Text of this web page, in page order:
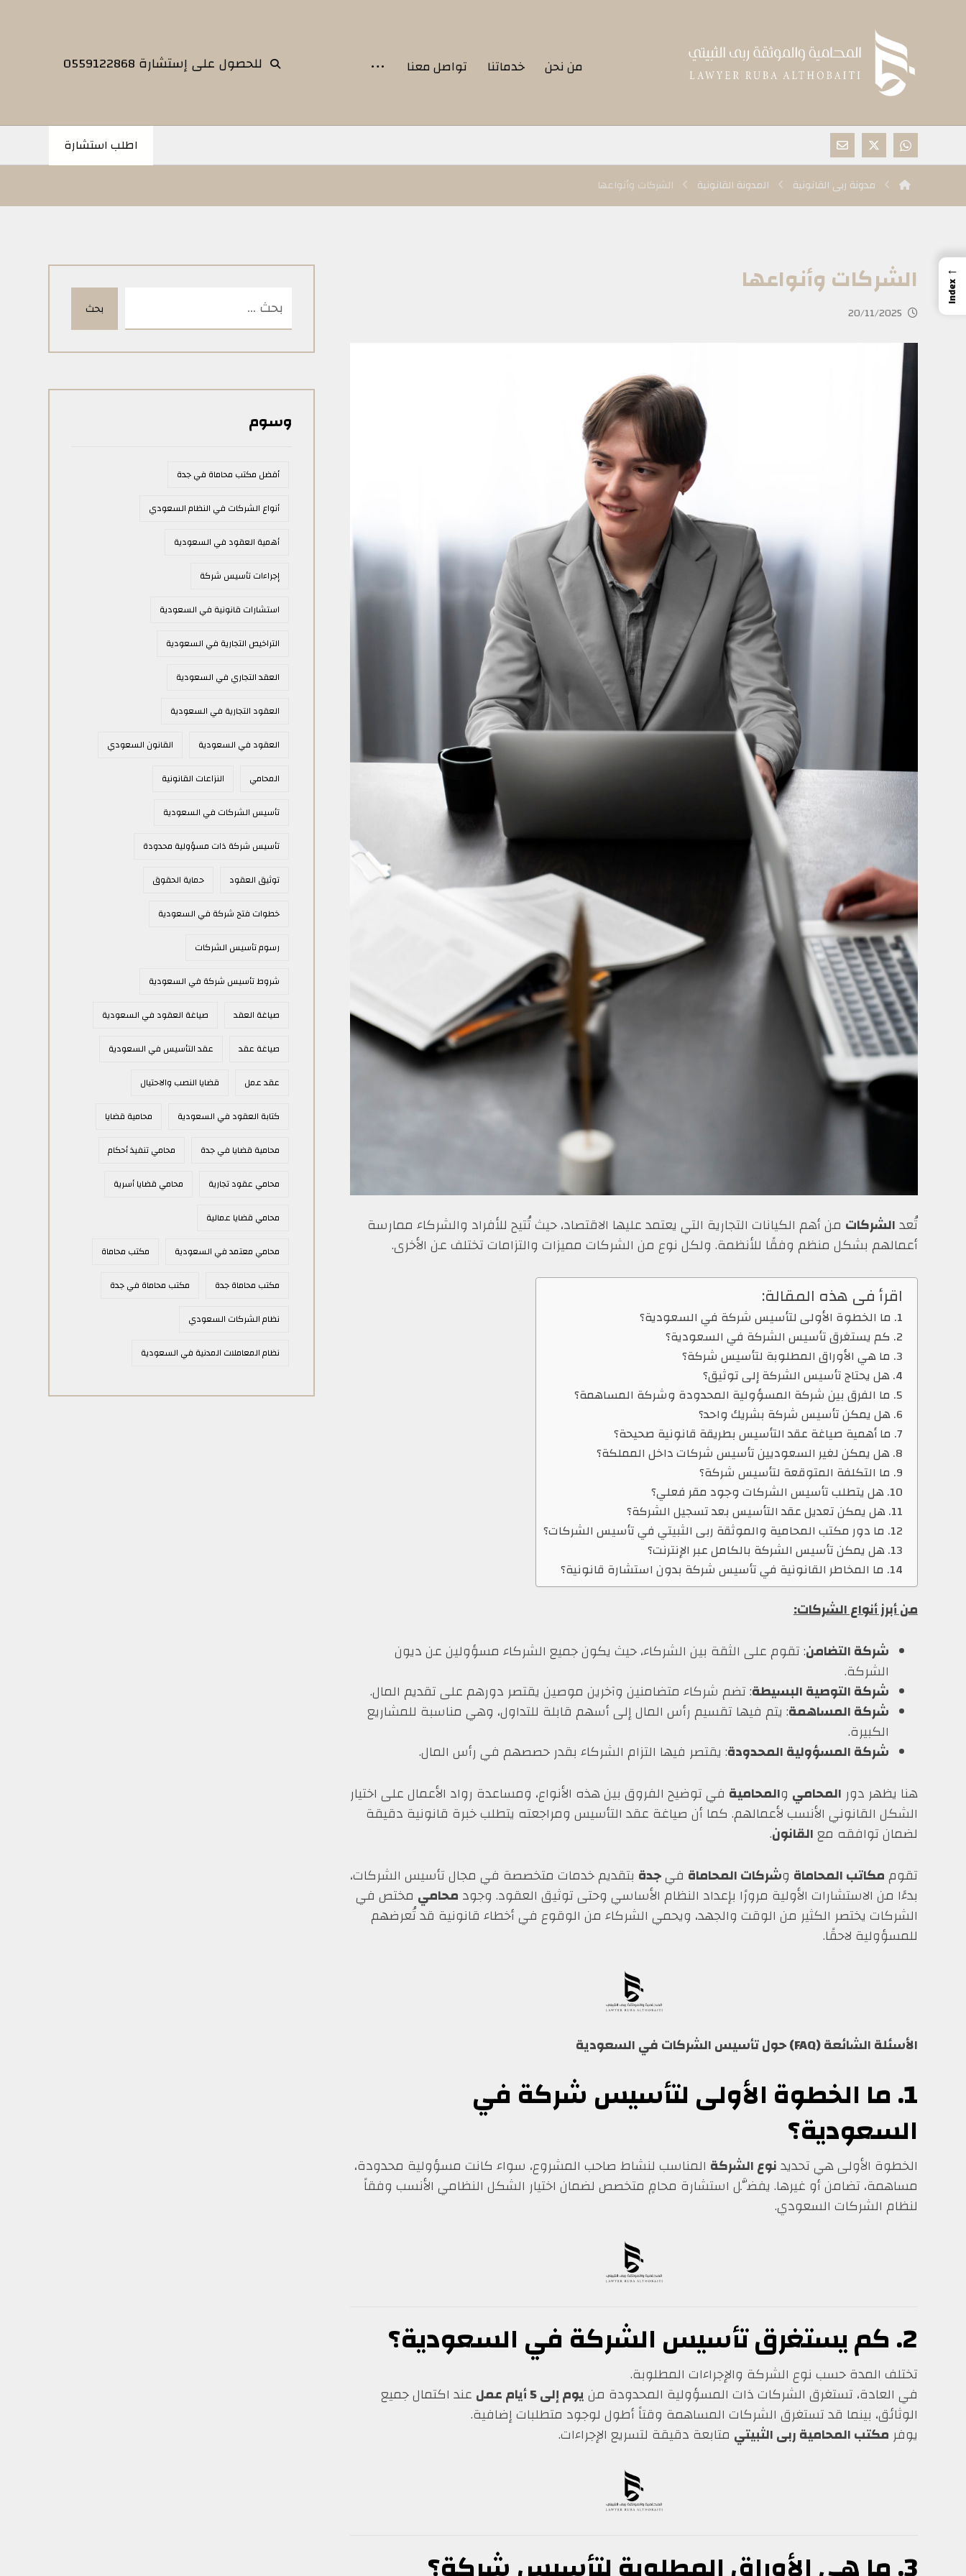
من نحن خدماتنا تواصل معنا للحصول على إستشارة 0559122868
اطلب استشارة
مدونة ربى القانونية المدونة القانونية ‏الشركات وأنواعها ‏
‏الشركات وأنواعها ‏
20/11/2025
تُعدالشركات من أهم الكيانات التجارية التي يعتمد عليها الاقتصاد، حيث تُتيح للأفراد والشركاء ممارسة
أعمالهم بشكل منظم وفقًا للأنظمة. ولكل نوع من الشركات مميزات والتزامات تختلف عن الأخرى.
اقرأ فى هذه المقالة:
1. ما الخطوة الأولى لتأسيس شركة في السعودية؟
2. كم يستغرق تأسيس الشركة في السعودية؟
3. ما هي الأوراق المطلوبة لتأسيس شركة؟
4. هل يحتاج تأسيس الشركة إلى توثيق؟
5. ما الفرق بين شركة المسؤولية المحدودة وشركة المساهمة؟
6. هل يمكن تأسيس شركة بشريك واحد؟
7. ما أهمية صياغة عقد التأسيس بطريقة قانونية صحيحة؟
8. هل يمكن لغير السعوديين تأسيس شركات داخل المملكة؟
9. ما التكلفة المتوقعة لتأسيس شركة؟
10. هل يتطلب تأسيس الشركات وجود مقر فعلي؟
11. هل يمكن تعديل عقد التأسيس بعد تسجيل الشركة؟
12. ما دور مكتب المحامية والموثقة ربى الثبيتي في تأسيس الشركات؟
13. هل يمكن تأسيس الشركة بالكامل عبر الإنترنت؟
14. ما المخاطر القانونية في تأسيس شركة بدون استشارة قانونية؟
من أبرز أنواع الشركات:
شركة التضامن: تقوم على الثقة بين الشركاء، حيث يكون جميع الشركاء مسؤولين عن ديون
الشركة.
شركة التوصية البسيطة: تضم شركاء متضامنين وآخرين موصين يقتصر دورهم على تقديم المال.
شركة المساهمة: يتم فيها تقسيم رأس المال إلى أسهم قابلة للتداول، وهي مناسبة للمشاريع
الكبيرة.
شركة المسؤولية المحدودة: يقتصر فيها التزام الشركاء بقدر حصصهم في رأس المال.
هنا يظهر دور المحامي والمحامية في توضيح الفروق بين هذه الأنواع، ومساعدة رواد الأعمال على اختيار
الشكل القانوني الأنسب لأعمالهم. كما أن صياغة عقد التأسيس ومراجعته يتطلب خبرة قانونية دقيقة
لضمان توافقه معالقانون.
تقوممكاتب المحاماة وشركات المحاماة فيجدة بتقديم خدمات متخصصة في مجال تأسيس الشركات،
بدءًا من الاستشارات الأولية مرورًا بإعداد النظام الأساسي وحتى توثيق العقود. وجود محامي مختص في
الشركات يختصر الكثير من الوقت والجهد، ويحمي الشركاء من الوقوع في أخطاء قانونية قد تُعرضهم
للمسؤولية لاحقًا.
الأسئلة الشائعة (FAQ) حول تأسيس الشركات في السعودية
1. ما الخطوة الأولى لتأسيس شركة في
السعودية؟
الخطوة الأولى هي تحديدنوع الشركة المناسب لنشاط صاحب المشروع، سواء كانت مسؤولية محدودة،
مساهمة، تضامن أو غيرها. يفضَّل استشارة محامٍ متخصص لضمان اختيار الشكل النظامي الأنسب وفقاً
لنظام الشركات السعودي.
2. كم يستغرق تأسيس الشركة في السعودية؟
تختلف المدة حسب نوع الشركة والإجراءات المطلوبة.
في العادة، تستغرق الشركات ذات المسؤولية المحدودة منيوم إلى 5 أيام عمل
عند اكتمال جميع
الوثائق، بينما قد تستغرق الشركات المساهمة وقتاً أطول لوجود متطلبات إضافية.
يوفر مكتب المحامية ربى الثبيتي متابعة دقيقة لتسريع الإجراءات.
بحث
وسوم
أفضل مكتب محاماة في جدة
أنواع الشركات في النظام السعودي
أهمية العقود في السعودية
إجراءات تأسيس شركة
استشارات قانونية في السعودية
التراخيص التجارية في السعودية
العقد التجاري في السعودية
العقود التجارية في السعودية
العقود في السعودية القانون السعودي
المحامي النزاعات القانونية
تأسيس الشركات في السعودية
تأسيس شركة ذات مسؤولية محدودة
توثيق العقود حماية الحقوق
خطوات فتح شركة في السعودية
رسوم تأسيس الشركات
شروط تأسيس شركة في السعودية
صياغة العقد صياغة العقود في السعودية
صياغة عقد عقد التأسيس في السعودية
عقد عمل قضايا النصب والاحتيال
كتابة العقود في السعودية محامية قضايا
محامية قضايا في جدة محامي تنفيذ أحكام
محامي عقود تجارية محامي قضايا أسرية
محامي قضايا عمالية
محامي معتمد في السعودية مكتب محاماة
مكتب محاماة جدة مكتب محاماة في جدة
نظام الشركات السعودي
نظام المعاملات المدنية في السعودية
←
Index